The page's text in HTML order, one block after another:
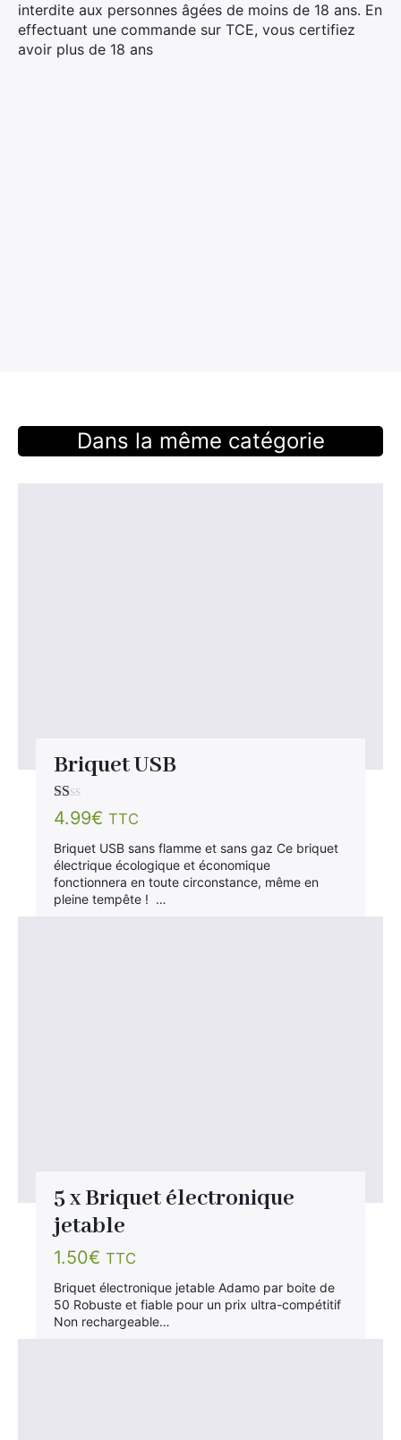
interdite aux personnes âgées de moins de 18 ans. En
effectuant une commande sur TCE, vous certifiez
avoir plus de 18 ans
Dans la même catégorie
Briquet USB
Note
1.00
sur
5
4.99€ TTC
Briquet USB sans flamme et sans gaz Ce briquet
électrique écologique et économique
fonctionnera en toute circonstance, même en
pleine tempête ! …
5 x Briquet électronique
jetable
1.50€ TTC
Briquet électronique jetable Adamo par boite de
50 Robuste et fiable pour un prix ultra-compétitif
Non rechargeable…